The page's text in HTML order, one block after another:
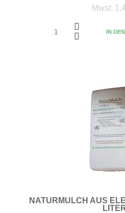
Mwst:
IN
NATURMULCH AUS